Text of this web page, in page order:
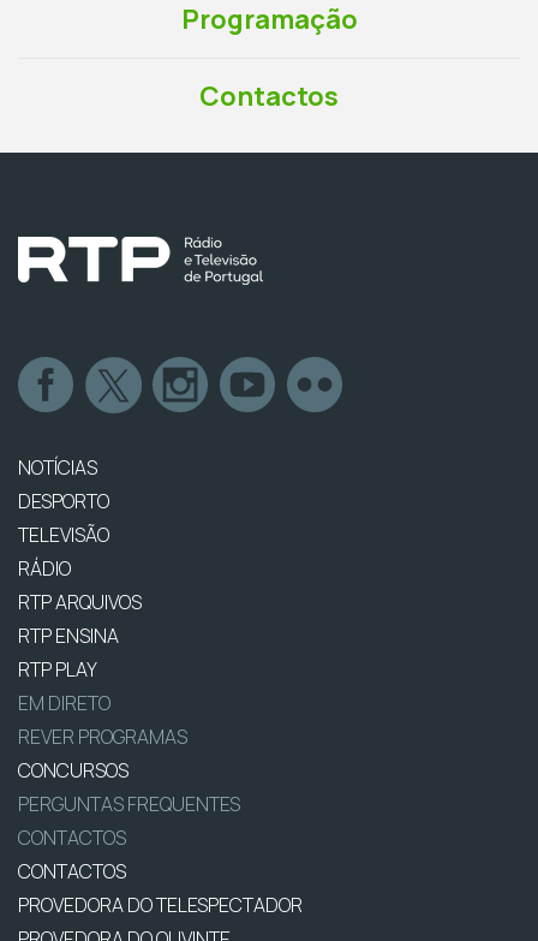
Programação
Contactos
NOTÍCIAS
DESPORTO
TELEVISÃO
RÁDIO
RTP ARQUIVOS
RTP ENSINA
RTP PLAY
EM DIRETO
REVER PROGRAMAS
CONCURSOS
PERGUNTAS FREQUENTES
CONTACTOS
CONTACTOS
PROVEDORA DO TELESPECTADOR